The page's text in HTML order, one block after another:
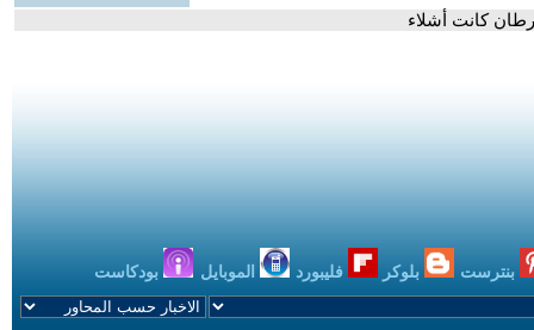
كانت أشلاء
بنترست بلوكر فليبورد الموبايل بودكاست